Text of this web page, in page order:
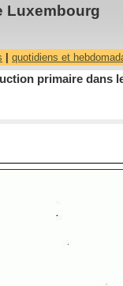
Luxembourg
quotidiens et
primaire dans